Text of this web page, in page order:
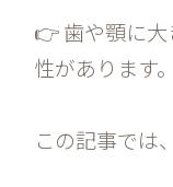
👉 歯や顎に
性があります。
この記事では、